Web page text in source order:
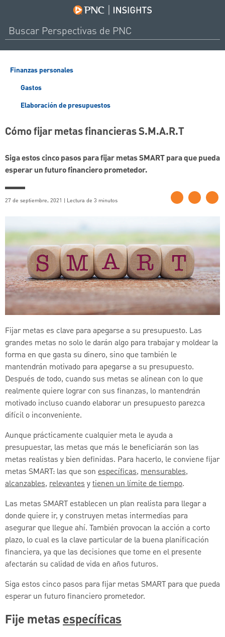
Finanzas personales
Gastos
Elaboración de presupuestos
Cómo fijar metas financieras S.M.A.R.T
Siga estos cinco pasos para fijar metas SMART para que pueda
esperar un futuro financiero prometedor.
27 de septiembre, 2021 | Lectura de 3 minutos
Fijar metas es clave para apegarse a su presupuesto. Las
grandes metas no solo le darán algo para trabajar y moldear la
forma en que gasta su dinero, sino que también le
mantendrán motivado para apegarse a su presupuesto.
Después de todo, cuando sus metas se alinean con lo que
realmente quiere lograr con sus finanzas, lo mantendrán
motivado incluso cuando elaborar un presupuesto parezca
difícil o inconveniente.
Aunque prácticamente cualquier meta le ayuda a
presupuestar, las metas que más le beneficiarán son las
metas realistas y bien definidas. Para hacerlo, le conviene fijar
metas SMART: las que son específicas, mensurables,
alcanzables, relevantesytienen un límite de tiempo.
Las metas SMART establecen un plan realista para llegar a
donde quiere ir, y construyen metas intermedias para
asegurar que llegue ahí. También provocan la acción a corto
plazo, lo cual es la clave particular de la buena planificación
financiera, ya que las decisiones que tome en el presente
afectarán su calidad de vida en años futuros.
Siga estos cinco pasos para fijar metas SMART para que pueda
esperar un futuro financiero prometedor.
Fije metasespecíficas